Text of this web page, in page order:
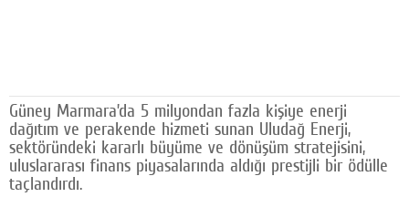
SOSYAL MEDYA
Facebook
Twitter
Güney Marmara’da 5 milyondan fazla kişiye enerji
dağıtım ve perakende hizmeti sunan Uludağ Enerji,
sektöründeki kararlı büyüme ve dönüşüm stratejisini,
uluslararası finans piyasalarında aldığı prestijli bir ödülle
taçlandırdı.